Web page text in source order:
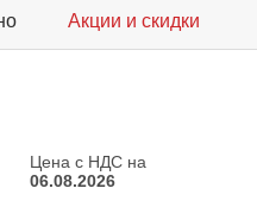
Акции и скидки
Цена с НДС на
06.08.2026